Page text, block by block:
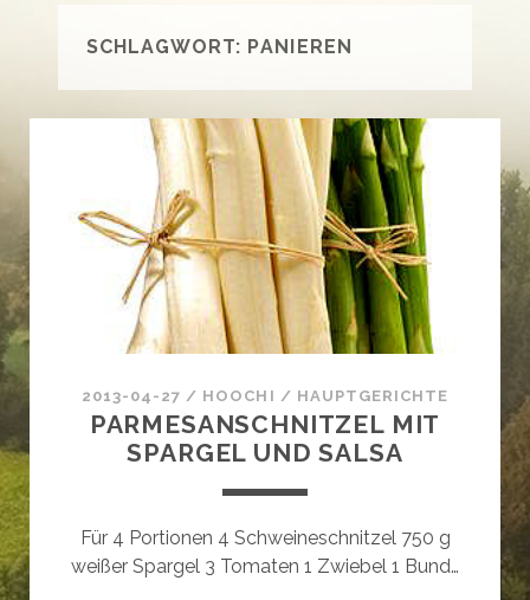
SCHLAGWORT: PANIEREN
2013-04-27 / HOOCHI / HAUPTGERICHTE
PARMESANSCHNITZEL MIT
SPARGEL UND SALSA
Für 4 Portionen 4 Schweineschnitzel 750 g
weißer Spargel 3 Tomaten 1 Zwiebel 1 Bund…